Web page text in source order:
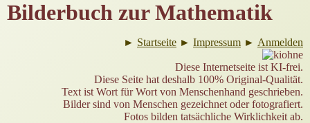
Bilderbuch zur Mathematik
► Startseite ► Impressum ► Anmelden
Diese Internetseite ist KI-frei.
Diese Seite hat deshalb 100% Original-Qualität.
Text ist Wort für Wort von Menschenhand geschrieben.
Bilder sind von Menschen gezeichnet oder fotografiert.
Fotos bilden tatsächliche Wirklichkeit ab.